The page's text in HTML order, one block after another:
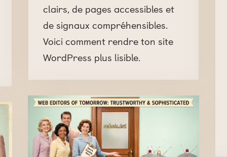
clairs, de pages accessibles et
de signaux compréhensibles.
Voici comment rendre ton site
WordPress plus lisible.